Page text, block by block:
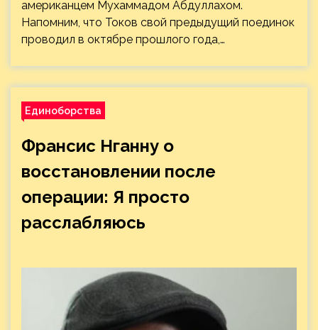
американцем Мухаммадом Абдуллахом.
Напомним, что Токов свой предыдущий поединок
проводил в октябре прошлого года,…
Единоборства
Франсис Нганну о
восстановлении после
операции: Я просто
расслабляюсь